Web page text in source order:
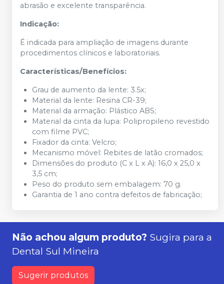
abrasão e excelente transparência.
Indicação:
É indicada para ampliação de imagens durante
procedimentos clínicos e laboratoriais.
Características/Benefícios:
Grau de aumento da lente: 3.5x;
Material da lente: Resina CR-39;
Material da armação: Plástico ABS;
Material da cinta da lupa: Polipropileno revestido
com filme PVC;
Fixador da cinta: Velcro;
Mecanismo móvel: Rebites de latão cromados;
Dimensões do produto (C x L x A): 16,0 x 25,0 x
3,5 cm;
Peso do produto sem embalagem: 70 g.
Garantia de 1 ano contra defeitos de fabricação;
Não achou algum produto? Sugira para a
Dental Sul Mineira
Sugerir produtos